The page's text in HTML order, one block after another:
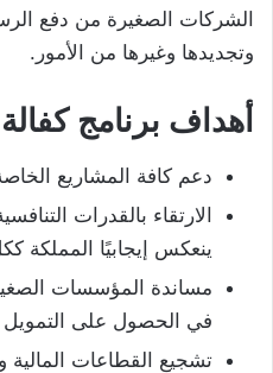
الشركات الصغيرة من دفع
وتجديدها وغيرها من الأمور.
أهداف برنامج كفالة
دعم كافة المشاريع
الارتقاء بالقدرات
ينعكس إيجابيًا المملكة
مساندة المؤسسات
في الحصول على
تشجيع القطاعات